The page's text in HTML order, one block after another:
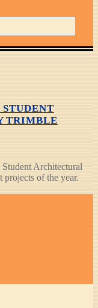
TRIMBLE
Architectural
projects of the year.